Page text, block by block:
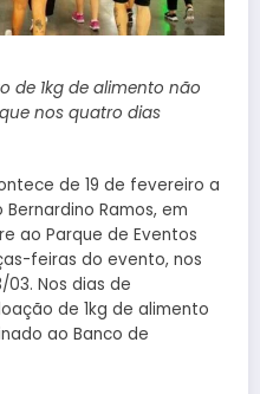
de 1kg de alimento não
nos quatro dias
de 19 de fevereiro a
Ramos, em
ao Parque de Eventos
feiras do evento, nos
Nos dias de
de 1kg de alimento
ao Banco de